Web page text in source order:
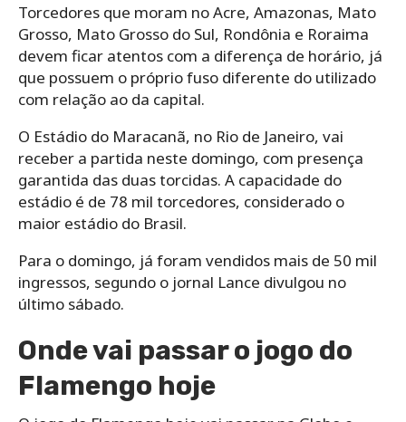
Torcedores que moram no Acre, Amazonas, Mato
Grosso, Mato Grosso do Sul, Rondônia e Roraima
devem ficar atentos com a diferença de horário, já
que possuem o próprio fuso diferente do utilizado
com relação ao da capital.
O Estádio do Maracanã, no Rio de Janeiro, vai
receber a partida neste domingo, com presença
garantida das duas torcidas. A capacidade do
estádio é de 78 mil torcedores, considerado o
maior estádio do Brasil.
Para o domingo, já foram vendidos mais de 50 mil
ingressos, segundo o jornal Lance divulgou no
último sábado.
Onde vai passar o jogo do
Flamengo hoje